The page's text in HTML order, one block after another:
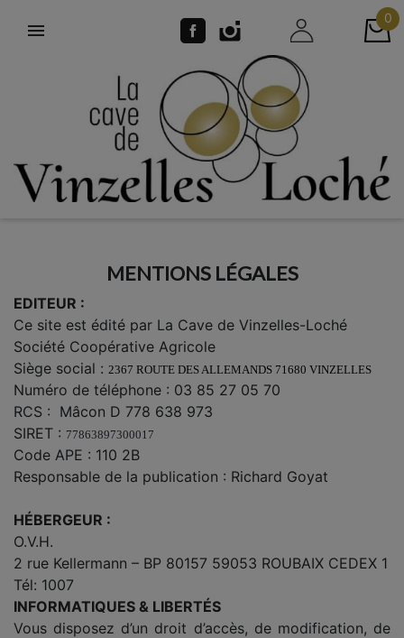

0
MENTIONS LÉGALES
EDITEUR :
Ce site est édité par La Cave de Vinzelles-Loché
Société Coopérative Agricole
Siège social : 2367 ROUTE DES ALLEMANDS 71680 VINZELLES
Numéro de téléphone : 03 85 27 05 70
RCS : Mâcon D 778 638 973
SIRET : 77863897300017
Code APE : 110 2B
Responsable de la publication : Richard Goyat
HÉBERGEUR :
O.V.H.
2 rue Kellermann – BP 80157 59053 ROUBAIX CEDEX 1
Tél: 1007
INFORMATIQUES & LIBERTÉS
Vous disposez d’un droit d’accès, de modification, de